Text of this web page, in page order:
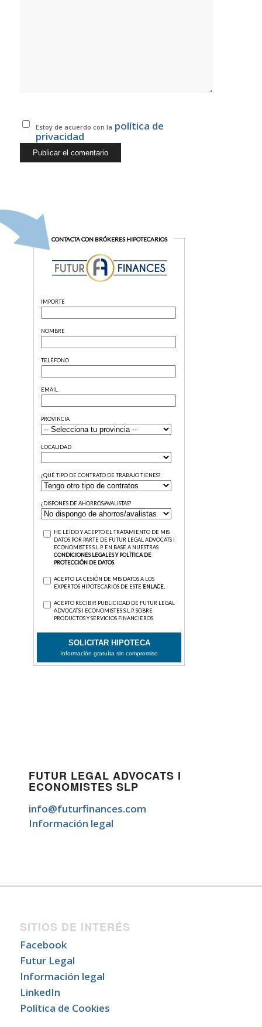
Estoy de acuerdo con la política de
privacidad
FUTUR LEGAL ADVOCATS I
ECONOMISTES SLP
info@futurfinances.com
Información legal
SITIOS DE INTERÉS
Facebook
Futur Legal
Información legal
LinkedIn
Política de Cookies